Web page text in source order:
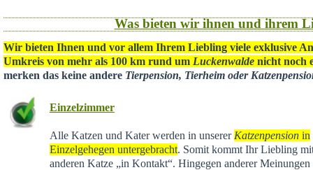
Was bieten wir ihnen und ihrem
Wir bieten Ihnen und vor allem Ihrem Liebling viele exklusive
Umkreis von mehr als 100 km rund um Luckenwalde nicht noch
merken das keine andere Tierpension, Tierheim oder
Einzelzimmer
Alle Katzen und Kater werden in unserer Katzenpensionin
Einzelgehegen untergebracht. Somit kommt Ihr Liebling
anderen Katze „in Kontakt“. Hingegen anderer Meinungen